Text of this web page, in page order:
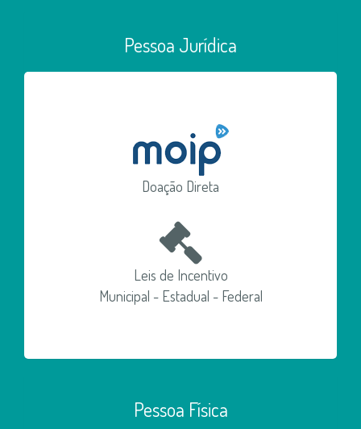
Pessoa Jurídica
Doação Direta
Leis de Incentivo
Municipal - Estadual - Federal
Pessoa Física